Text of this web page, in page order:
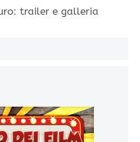
trailer e galleria